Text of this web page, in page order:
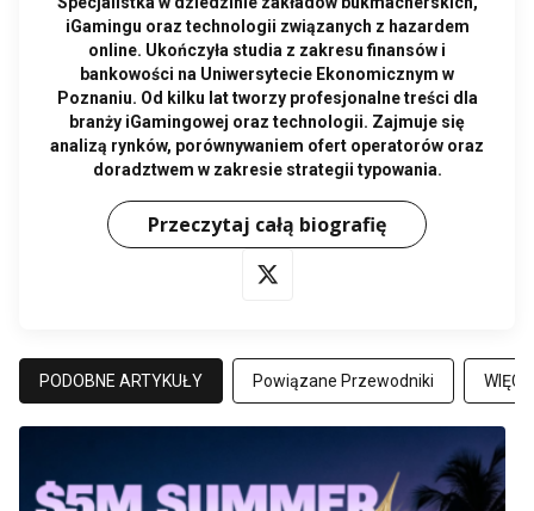
iGamingu oraz technologii związanych z hazardem
online. Ukończyła studia z zakresu finansów i
bankowości na Uniwersytecie Ekonomicznym w
Poznaniu. Od kilku lat tworzy profesjonalne treści dla
branży iGamingowej oraz technologii. Zajmuje się
analizą rynków, porównywaniem ofert operatorów oraz
doradztwem w zakresie strategii typowania.
Przeczytaj całą biografię
PODOBNE ARTYKUŁY Powiązane Przewodniki